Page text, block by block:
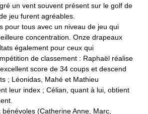
un vent souvent présent sur le golf de
jeu furent agréables.
pour tous avec un niveau de jeu qui
concentration. Onze drapeaux
également pour ceux qui
de classement : Raphaël réalise
score de 34 coups et descend
; Léonidas, Mahé et Mathieu
leur index ; Célian, quant à lui, obtient
(Catherine Anne, Marc,